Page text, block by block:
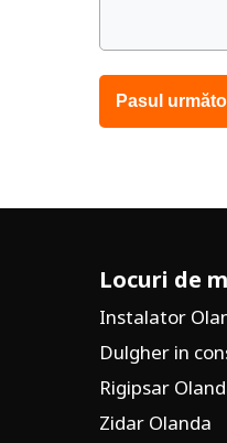
Locuri de
Instalator
Dulgher in
Rigipsar
Zidar Olanda